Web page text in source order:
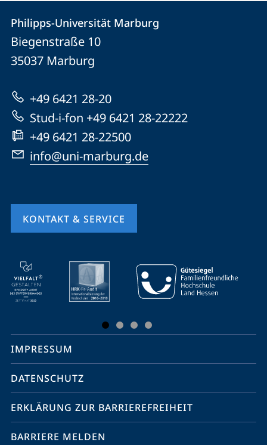
Kontakt
und
Informationen
zur
Website
Kontaktinformationen
Philipps-
Universität
Marburg
Philipps-Universität Marburg
Biegenstraße 10
35037 Marburg
+49 6421 28-20
Stud-i-fon +49 6421 28-22222
+49 6421 28-22500
info@uni-marburg.de
KONTAKT & SERVICE
Mobile-
Service-
Navigation
Social
Media
Kontakte
IMPRESSUM
DATENSCHUTZ
ERKLÄRUNG ZUR BARRIEREFREIHEIT
BARRIERE MELDEN